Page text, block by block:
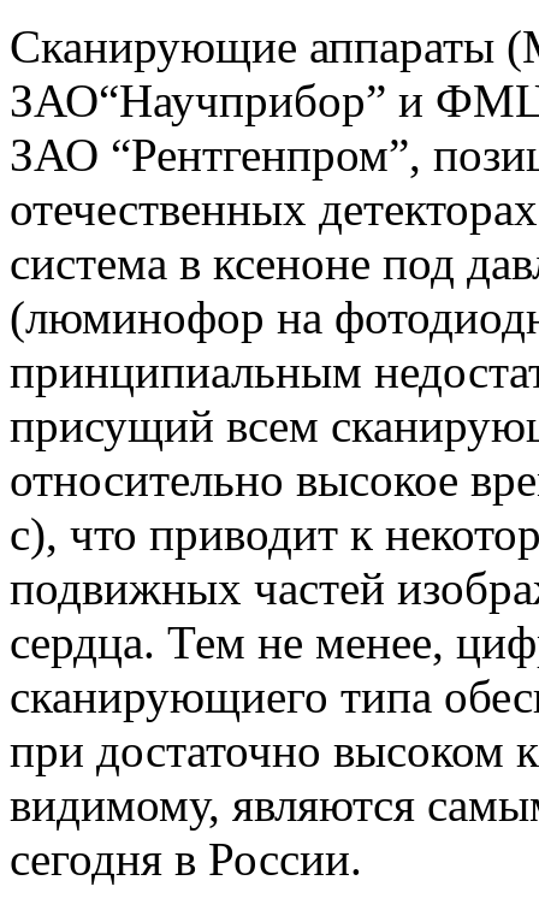
Сканирующие аппараты
ЗАО“Научприбор” и
ЗАО “Рентгенпром”,
отечественных
система в ксеноне под
(люминофор на
принципиальным
присущий всем
относительно высокое
с), что приводит к
подвижных частей
сердца. Тем не менее,
сканирующиего типа
при достаточно высоком
видимому, являются
сегодня в России.